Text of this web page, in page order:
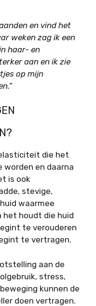
en vind het
weken zag ik een
haar- en
aan en ik zie
op mijn
die het
en daarna
is ook
stevige,
waarmee
het houdt die huid
te verouderen
te vertragen.
aan de
stress,
kunnen de
doen vertragen.